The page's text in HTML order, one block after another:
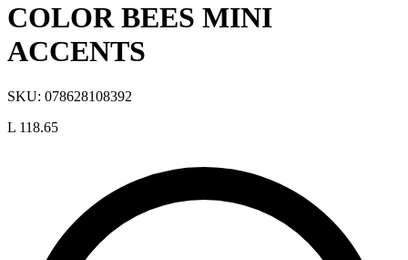
COLOR BEES MINI
ACCENTS
SKU: 078628108392
L 118.65